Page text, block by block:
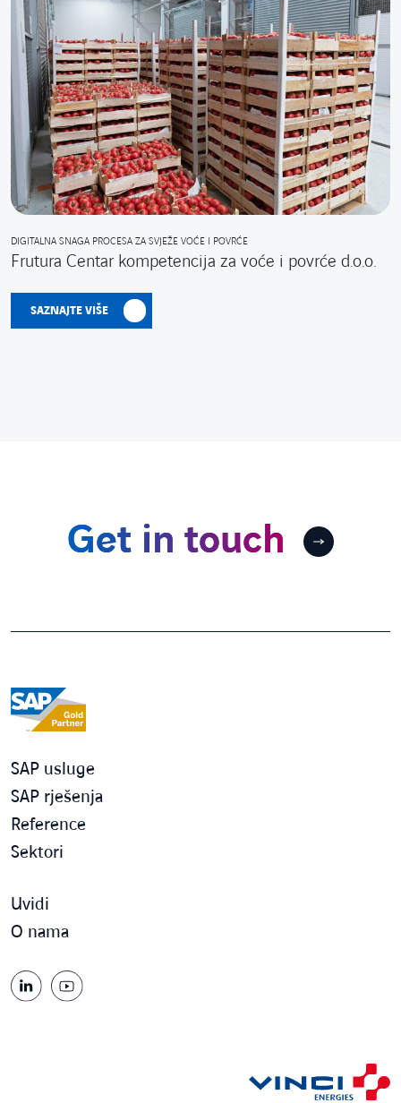
DIGITALNA SNAGA PROCESA ZA SVJEŽE VOĆE I POVRĆE
Frutura Centar kompetencija za voće i povrće d.o.o.
SAZNAJTE VIŠE
Get in touch
SAP usluge
SAP rješenja
Reference
Sektori
Uvidi
O nama